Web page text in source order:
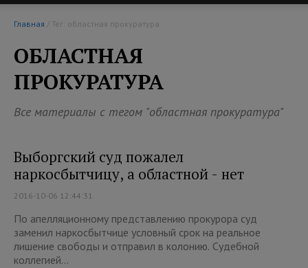
Главная / Тег: областная прокуратура
ОБЛАСТНАЯ
ПРОКУРАТУРА
Все материалы с тегом "областная прокуратура"
Выборгский суд пожалел
наркосбытчицу, а областной - нет
2016-10-06 12:44:31
По апелляционному представлению прокурора суд
заменил наркосбытчице условный срок на реальное
лишение свободы и отправил в колонию. Судебной
коллегией...